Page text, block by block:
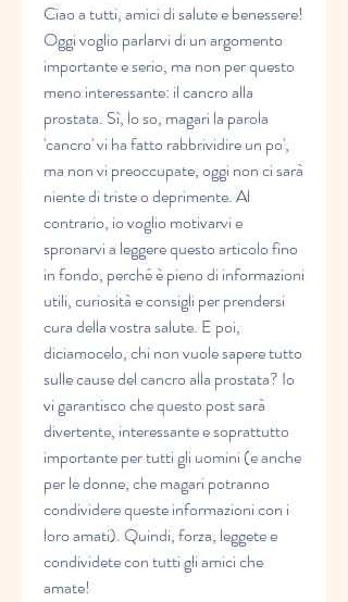
Ciao a tutti, amici di salute e benessere!
Oggi voglio parlarvi di un argomento
importante e serio, ma non per questo
meno interessante: il cancro alla
prostata. Sì, lo so, magari la parola
'cancro' vi ha fatto rabbrividire un po',
ma non vi preoccupate, oggi non ci sarà
niente di triste o deprimente. Al
contrario, io voglio motivarvi e
spronarvi a leggere questo articolo fino
in fondo, perché è pieno di informazioni
utili, curiosità e consigli per prendersi
cura della vostra salute. E poi,
diciamocelo, chi non vuole sapere tutto
sulle cause del cancro alla prostata? Io
vi garantisco che questo post sarà
divertente, interessante e soprattutto
importante per tutti gli uomini (e anche
per le donne, che magari potranno
condividere queste informazioni con i
loro amati). Quindi, forza, leggete e
condividete con tutti gli amici che
amate!